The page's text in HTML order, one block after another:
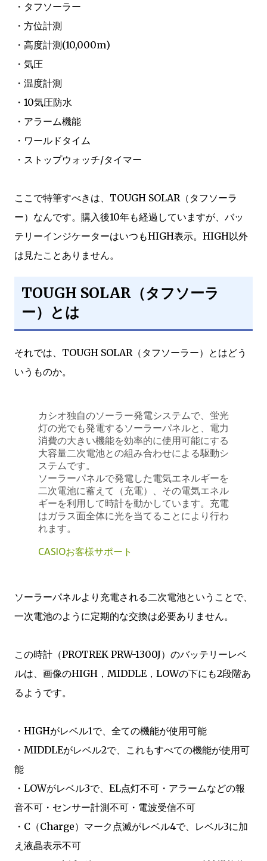
・タフソーラー
・方位計測
・高度計測(10,000m)
・気圧
・温度計測
・10気圧防水
・アラーム機能
・ワールドタイム
・ストップウォッチ/タイマー
ここで特筆すべきは、TOUGH SOLAR（タフソーラ
ー）なんです。購入後10年も経過していますが、バッ
テリーインジケーターはいつもHIGH表示。HIGH以外
は見たことありません。
TOUGH SOLAR（タフソーラ
ー）とは
それでは、TOUGH SOLAR（タフソーラー）とはどう
いうものか。
カシオ独自のソーラー発電システムで、蛍光
灯の光でも発電するソーラーパネルと、電力
消費の大きい機能を効率的に使用可能にする
大容量二次電池との組み合わせによる駆動シ
ステムです。
ソーラーパネルで発電した電気エネルギーを
二次電池に蓄えて（充電）、その電気エネル
ギーを利用して時計を動かしています。充電
はガラス面全体に光を当てることにより行わ
れます。
CASIOお客様サポート
ソーラーパネルより充電される二次電池ということで、
一次電池のように定期的な交換は必要ありません。
この時計（PROTREK PRW-1300J）のバッテリーレベ
ルは、画像のHIGH，MIDDLE，LOWの下にも2段階あ
るようです。
・HIGHがレベル1で、全ての機能が使用可能
・MIDDLEがレベル2で、これもすべての機能が使用可
能
・LOWがレベル3で、EL点灯不可・アラームなどの報
音不可・センサー計測不可・電波受信不可
・C（Charge）マーク点滅がレベル4で、レベル3に加
え液晶表示不可